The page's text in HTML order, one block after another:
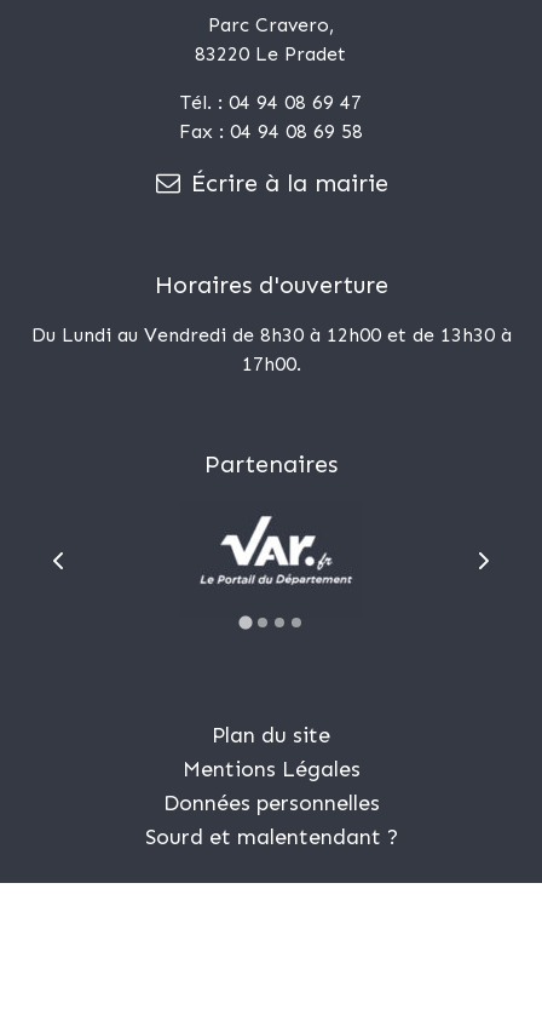
Parc Cravero,
83220 Le Pradet
Tél. : 04 94 08 69 47
Fax : 04 94 08 69 58
Écrire à la mairie
Horaires d'ouverture
Du Lundi au Vendredi de 8h30 à 12h00 et de 13h30 à
17h00.
Partenaires
Plan du site
Mentions Légales
Données personnelles
Sourd et malentendant ?